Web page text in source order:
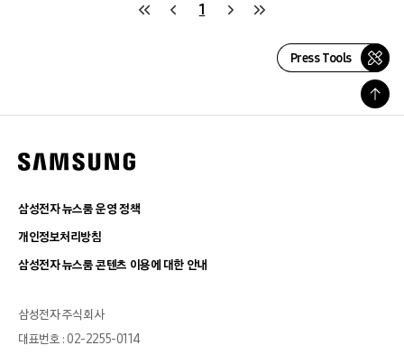
1
Press Tools
삼성전자 뉴스룸 운영 정책
개인정보처리방침
삼성전자 뉴스룸 콘텐츠 이용에 대한 안내
삼성전자 주식회사
대표번호 : 02-2255-0114